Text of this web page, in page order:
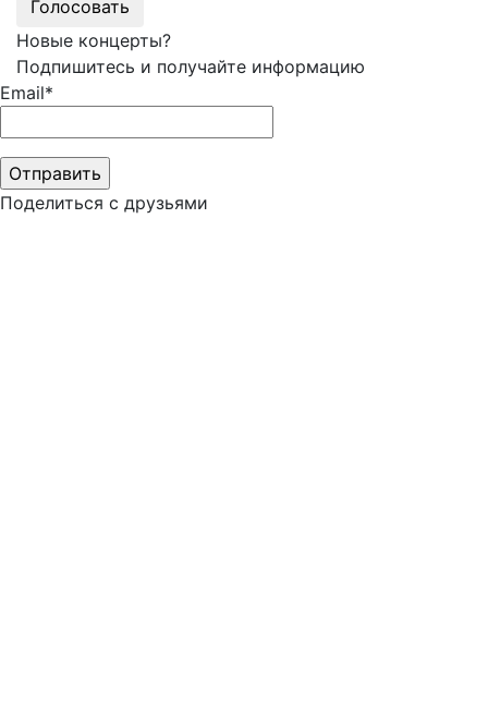
Голосовать
Новые концерты?
Подпишитесь и получайте информацию
Email*
Поделиться с друзьями